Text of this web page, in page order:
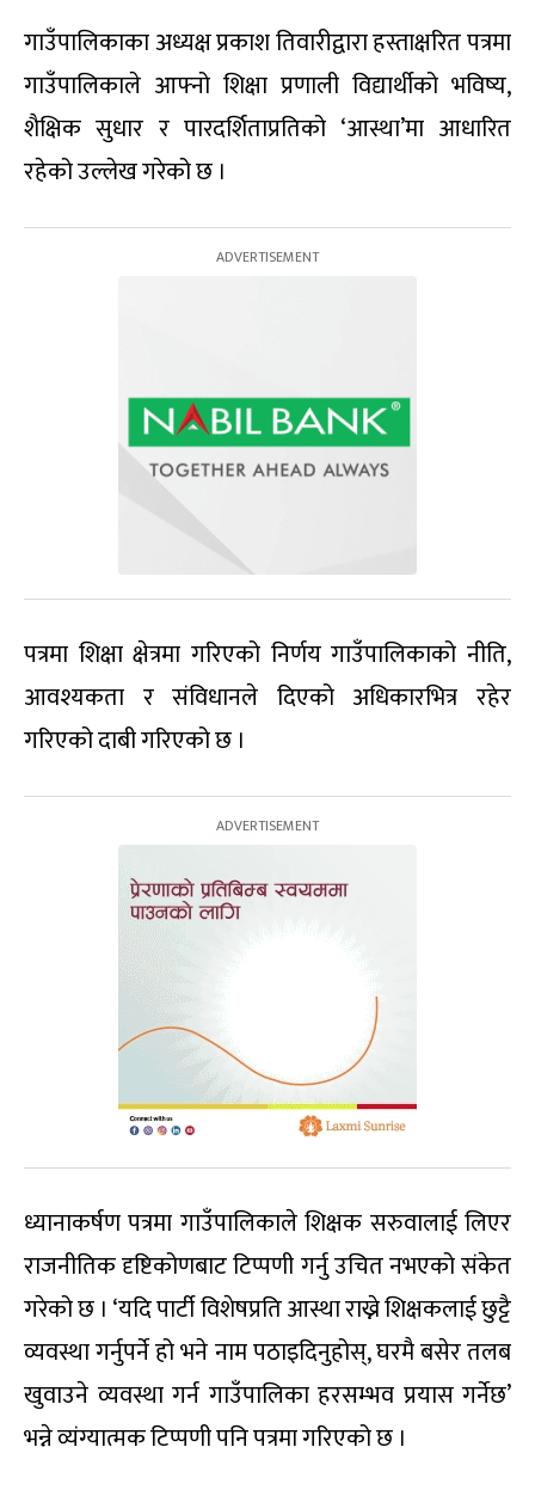
गाउँपालिकाका अध्यक्ष प्रकाश तिवारीद्वारा हस्ताक्षरित पत्रमा
गाउँपालिकाले आफ्नो शिक्षा प्रणाली विद्यार्थीको भविष्य,
शैक्षिक सुधार र पारदर्शिताप्रतिको ‘आस्था’मा आधारित
रहेको उल्लेख गरेको छ ।
पत्रमा शिक्षा क्षेत्रमा गरिएको निर्णय गाउँपालिकाको नीति,
आवश्यकता र संविधानले दिएको अधिकारभित्र रहेर
गरिएको दाबी गरिएको छ ।
ध्यानाकर्षण पत्रमा गाउँपालिकाले शिक्षक सरुवालाई लिएर
राजनीतिक दृष्टिकोणबाट टिप्पणी गर्नु उचित नभएको संकेत
गरेको छ । ‘यदि पार्टी विशेषप्रति आस्था राख्ने शिक्षकलाई छुट्टै
व्यवस्था गर्नुपर्ने हो भने नाम पठाइदिनुहोस्, घरमै बसेर तलब
खुवाउने व्यवस्था गर्न गाउँपालिका हरसम्भव प्रयास गर्नेछ’
भन्ने व्यंग्यात्मक टिप्पणी पनि पत्रमा गरिएको छ ।